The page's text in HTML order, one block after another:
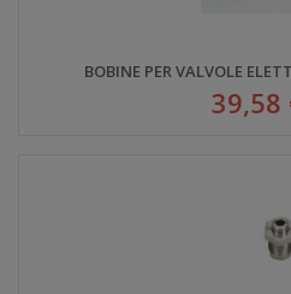
BOBINE PER VALVOLE
39,58